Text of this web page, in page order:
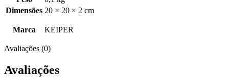
Dimensões 20 × 20 × 2 cm
Marca KEIPER
Avaliações (0)
Avaliações